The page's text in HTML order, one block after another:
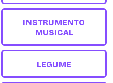
INSTRUMENTO
MUSICAL
LEGUME